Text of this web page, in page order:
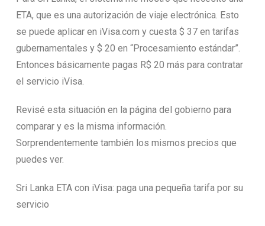
ETA, que es una autorización de viaje electrónica. Esto
se puede aplicar en iVisa.com y cuesta $ 37 en tarifas
gubernamentales y $ 20 en “Procesamiento estándar”.
Entonces básicamente pagas R$ 20 más para contratar
el servicio iVisa.
Revisé esta situación en la página del gobierno para
comparar y es la misma información.
Sorprendentemente también los mismos precios que
puedes ver.
Sri Lanka ETA con iVisa: paga una pequeña tarifa por su
servicio